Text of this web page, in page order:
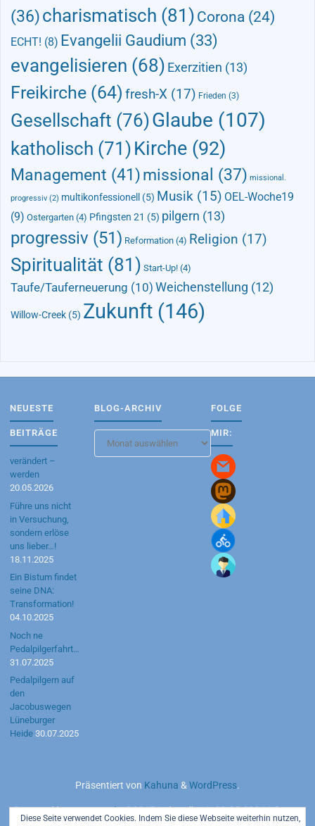
(36)charismatisch (81) Corona (24)
ECHT! (8) Evangelii Gaudium (33)
evangelisieren (68) Exerzitien (13)
Freikirche (64) fresh-X (17) Frieden (3)
Gesellschaft (76)Glaube (107)
katholisch (71) Kirche (92)
Management (41)missional (37) missional.
progressiv (2) multikonfessionell (5) Musik (15) OEL-Woche19
(9) Ostergarten (4) Pfingsten 21 (5) pilgern (13)
progressiv (51) Reformation (4) Religion (17)
Spiritualität (81) Start-Up! (4)
Taufe/Tauferneuerung (10) Weichenstellung (12)
Willow-Creek (5) Zukunft (146)
NEUESTE
BEITRÄGE
verändert –
werden
20.05.2026
Führe uns nicht
in Versuchung,
sondern erlöse
uns lieber…!
18.11.2025
Ein Bistum findet
seine DNA:
Transformation!
04.10.2025
Noch ne
Pedalpilgerfahrt…
31.07.2025
Pedalpilgern auf
den
Jacobuswegen
Lüneburger
Heide 30.07.2025
BLOG-ARCHIV
Archiv
FOLGE
MIR:
Präsentiert von Kahuna &WordPress.
Powered bymotetus.de©2015 | aktuell seit 20.05.2026 | Server:
Diese Seite verwendet Cookies. Indem Sie diese Webseite weiterhin nutzen,